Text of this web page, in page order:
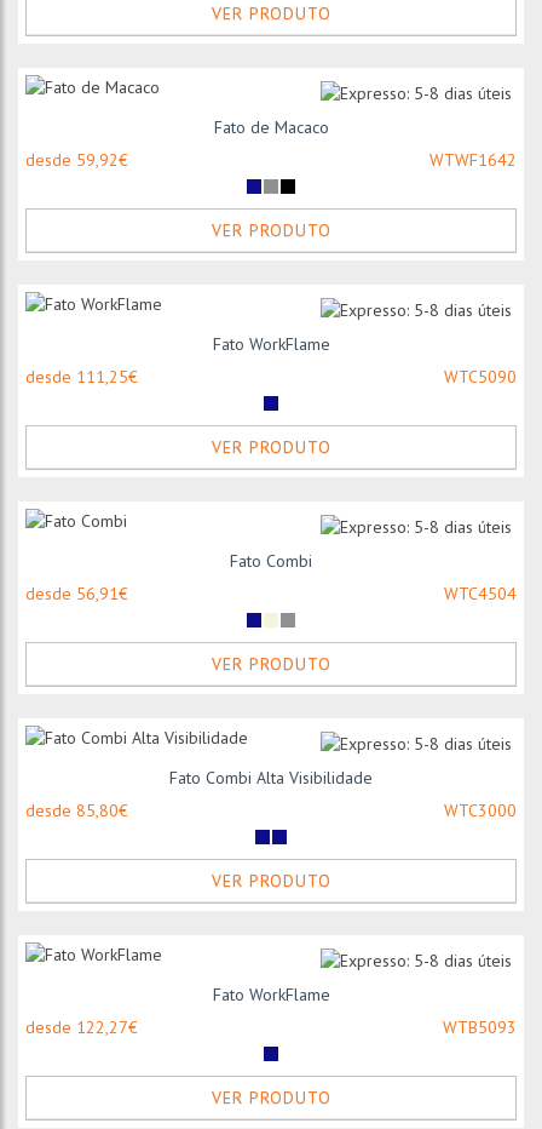
VER PRODUTO
Fato de Macaco
desde 59,92€
WTWF1642
VER PRODUTO
Fato WorkFlame
desde 111,25€
WTC5090
VER PRODUTO
Fato Combi
desde 56,91€
WTC4504
VER PRODUTO
Fato Combi Alta Visibilidade
desde 85,80€
WTC3000
VER PRODUTO
Fato WorkFlame
desde 122,27€
WTB5093
VER PRODUTO